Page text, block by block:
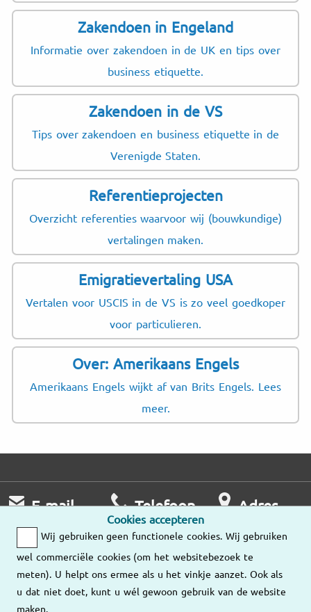
Zakendoen in Engeland
Informatie over zakendoen in de UK en tips over
business etiquette.
Zakendoen in de VS
Tips over zakendoen en business etiquette in de
Verenigde Staten.
Referentieprojecten
Overzicht referenties waarvoor wij (bouwkundige)
vertalingen maken.
Emigratievertaling USA
Vertalen voor USCIS in de VS is zo veel goedkoper
voor particulieren.
Over: Amerikaans Engels
Amerikaans Engels wijkt af van Brits Engels. Lees
meer.
Cookies accepteren
Wij gebruiken geen functionele cookies. Wij gebruiken
wel commerciële cookies (om het websitebezoek te
meten). U helpt ons ermee als u het vinkje aanzet. Ook als
u dat niet doet, kunt u wél gewoon gebruik van de website
maken.
E-mail
Wij nemen zo
snel mogelijk
contact met u op.
Stuur ons een
Telefoon
Ma – Vr
036-534 89 10
Adres
Onze
vestigingen